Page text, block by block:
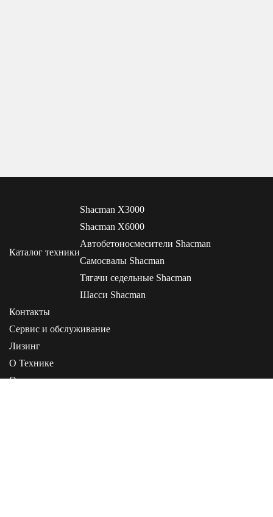
Каталог техники
Shacman X3000
Shacman X6000
Автобетоносмесители Shacman
Самосвалы Shacman
Тягачи седельные Shacman
Шасси Shacman
Контакты
Сервис и обслуживание
Лизинг
О Технике
О компании